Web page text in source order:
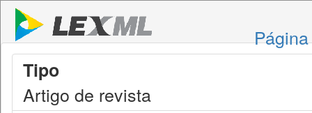
Tipo
Artigo de revista